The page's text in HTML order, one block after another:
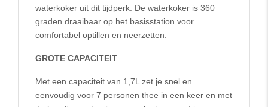
waterkoker uit dit tijdperk. De waterkoker is 360
graden draaibaar op het basisstation voor
comfortabel optillen en neerzetten.
GROTE CAPACITEIT
Met een capaciteit van 1,7L zet je snel en
eenvoudig voor 7 personen thee in een keer en met